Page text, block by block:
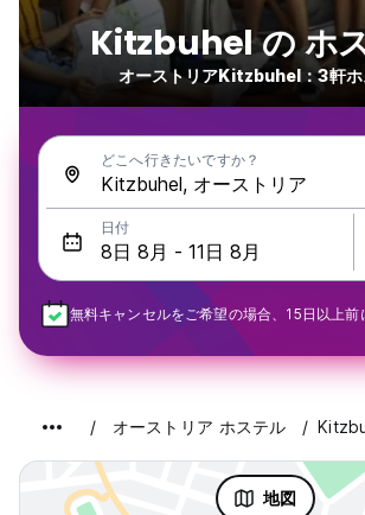
Kitzbuhel の ホ
オーストリアKitzbuhel：3軒ホ
どこへ行きたいですか？
日付
無料キャンセルをご希望の場合、15日以上前
オーストリア ホステル
地図